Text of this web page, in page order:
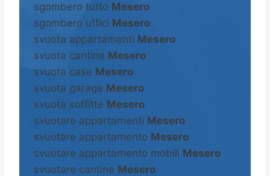
sgombero tutto Mesero
sgombero uffici Mesero
svuota appartamenti Mesero
svuota cantine Mesero
svuota case Mesero
svuota garage Mesero
svuota soffitte Mesero
svuotare appartamenti Mesero
svuotare appartamento Mesero
svuotare appartamento mobili Mesero
svuotare cantine Mesero